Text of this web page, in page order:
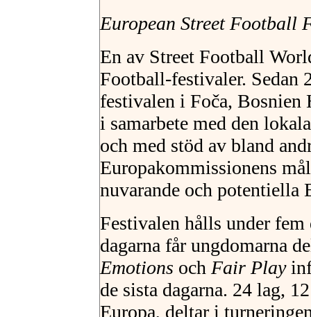
European Street Football
En av Street Football
Football-festivaler. Sedan
festivalen i Foča, Bosnien
i samarbete med den
och med stöd av bland
Europakommissionens
nuvarande och potentiella
Festivalen hålls under
dagarna får ungdomarna
Emotions och Fair Play
de sista dagarna. 24 lag,
Europa, deltar i